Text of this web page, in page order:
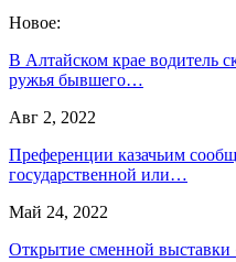
Новое:
В Алтайском крае водитель
ружья бывшего…
Авг 2, 2022
Преференции казачьим
государственной или…
Май 24, 2022
Открытие сменной